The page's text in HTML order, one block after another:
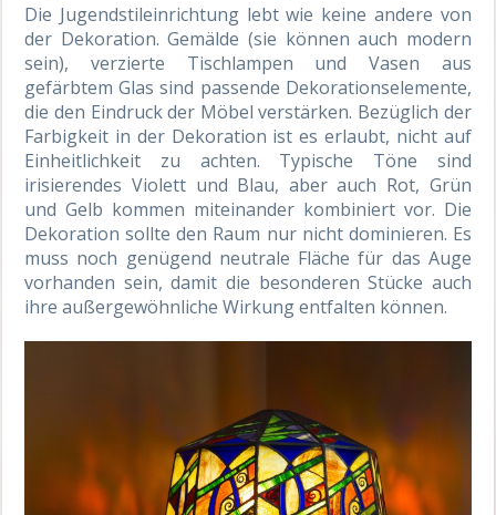
Die Jugendstileinrichtung lebt wie keine andere von
der Dekoration. Gemälde (sie können auch modern
sein), verzierte Tischlampen und Vasen aus
gefärbtem Glas sind passende Dekorationselemente,
die den Eindruck der Möbel verstärken. Bezüglich der
Farbigkeit in der Dekoration ist es erlaubt, nicht auf
Einheitlichkeit zu achten. Typische Töne sind
irisierendes Violett und Blau, aber auch Rot, Grün
und Gelb kommen miteinander kombiniert vor. Die
Dekoration sollte den Raum nur nicht dominieren. Es
muss noch genügend neutrale Fläche für das Auge
vorhanden sein, damit die besonderen Stücke auch
ihre außergewöhnliche Wirkung entfalten können.